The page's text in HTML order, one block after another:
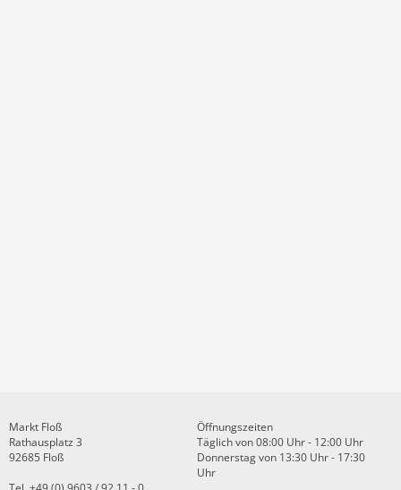
Markt Floß
Rathausplatz 3
92685 Floß
Öffnungszeiten
Täglich von 08:00 Uhr - 12:00 Uhr
Donnerstag von 13:30 Uhr - 17:30
Uhr